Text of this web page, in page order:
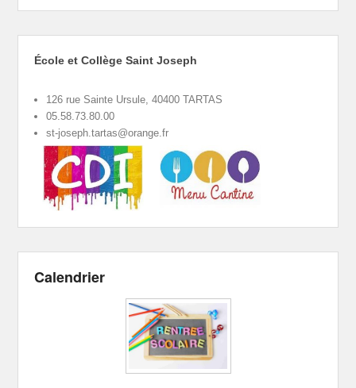
École et Collège Saint Joseph
126 rue Sainte Ursule, 40400 TARTAS
05.58.73.80.00
st-joseph.tartas@orange.fr
Calendrier